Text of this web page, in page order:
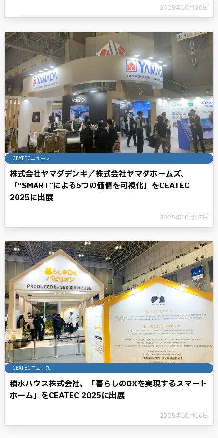
2025年10月20日
CEATECニュース
株式会社ヤマダデンキ／株式会社ヤマダホームズ、
「“SMART”による5つの価値を可視化」をCEATEC
2025に出展
2025年10月17日
CEATECニュース
積水ハウス株式会社、「暮らしのDXを実現するスマート
ホーム」をCEATEC 2025に出展
2025年10月16日